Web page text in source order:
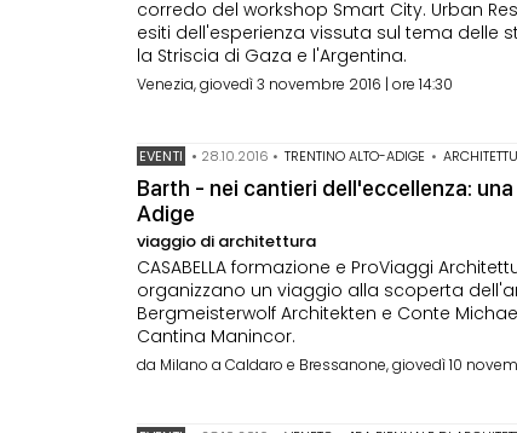
corredo del workshop Smart City. Urban
esiti dell'esperienza vissuta sul tema delle
la Striscia di Gaza e l'Argentina.
Venezia, giovedì 3 novembre 2016 | ore 14:30
EVENTI • 28.10.2016 • TRENTINO ALTO-ADIGE •
Barth - nei cantieri dell'eccellenza:
Adige
viaggio di architettura
CASABELLA formazione e ProViaggi
organizzano un viaggio alla scoperta
Bergmeisterwolf Architekten e Conte
Cantina Manincor.
da Milano a Caldaro e Bressanone, giovedì 10